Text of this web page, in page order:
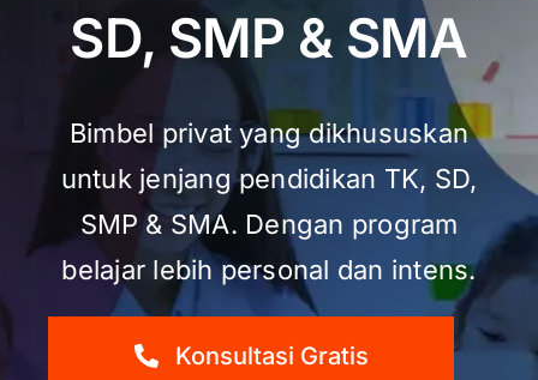
SD, SMP & SMA
Bimbel privat yang dikhususkan
untuk jenjang pendidikan TK, SD,
SMP & SMA. Dengan program
belajar lebih personal dan intens.
Konsultasi Gratis